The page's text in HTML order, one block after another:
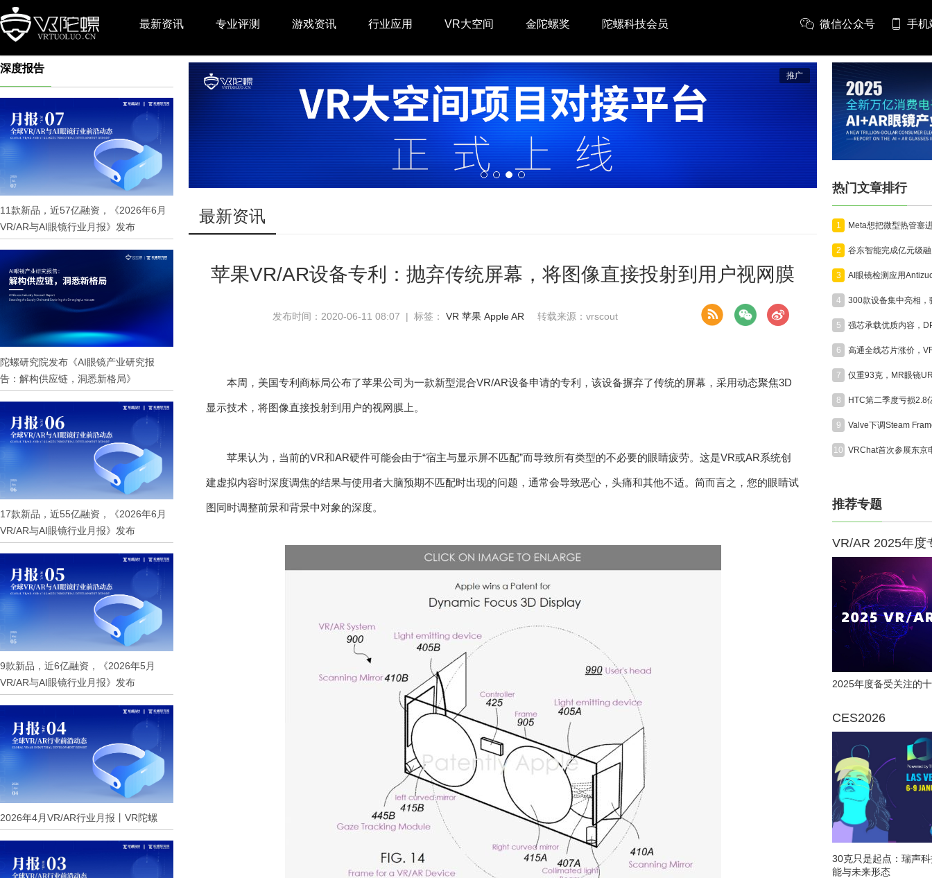
最新资讯 专业评测 游戏资讯 行业应用 VR大空间 金陀螺奖 陀螺科技会员 微信公众号 手机
深度报告
11款新品，近57亿融资，《2026年6月
VR/AR与AI眼镜行业月报》发布
陀螺研究院发布《AI眼镜产业研究报
告：解构供应链，洞悉新格局》
17款新品，近55亿融资，《2026年6月
VR/AR与AI眼镜行业月报》发布
9款新品，近6亿融资，《2026年5月
VR/AR与AI眼镜行业月报》发布
2026年4月VR/AR行业月报丨VR陀螺
推广
最新资讯
苹果VR/AR设备专利：抛弃传统屏幕，将图像直接投射到用户视网膜
发布时间：2020-06-11 08:07 | 标签： VR 苹果 Apple AR 转载来源：vrscout
本周，美国专利商标局公布了苹果公司为一款新型混合VR/AR设备申请的专利，该设备摒弃了传统的屏幕，采用动态聚焦3D
显示技术，将图像直接投射到用户的视网膜上。
苹果认为，当前的VR和AR硬件可能会由于“宿主与显示屏不匹配”而导致所有类型的不必要的眼睛疲劳。这是VR或AR系统创
建虚拟内容时深度调焦的结果与使用者大脑预期不匹配时出现的问题，通常会导致恶心，头痛和其他不适。简而言之，您的眼睛试
图同时调整前景和背景中对象的深度。
热门文章排行
1
2
3
4
5
6
7
8 HTC第二季度亏损2.8
9
10
推荐专题
VR/AR 2025年度
2025年度备受关注的
CES2026
30克只是起点：瑞声
能与未来形态